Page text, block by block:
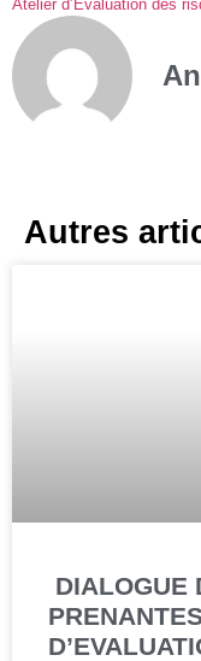
Atelier d’Evaluation des
Autres
DIALOGUE